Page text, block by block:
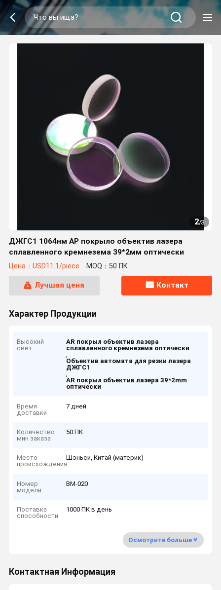
2/3
ДЖГС1 1064нм АР покрыло объектив лазера
сплавленного кремнезема 39*2мм оптически
Цена：USD11.1/piece MOQ：50 ПК
Лучшая цена Контакт
Характер Продукции
Высокий
свет
AR покрыл объектив лазера
сплавленного кремнезема оптически
,
Объектив автомата для резки лазера
ДЖГС1
,
AR покрыл объектив лазера 39*2mm
оптически
Время
доставки
7 дней
Количество
мин заказа
50 ПК
Место
происхождения
Шэньси, Китай (материк)
Номер
модели
ВМ-020
Поставка
способности
1000 ПК в день
Осмотрите больше
Контактная Информация